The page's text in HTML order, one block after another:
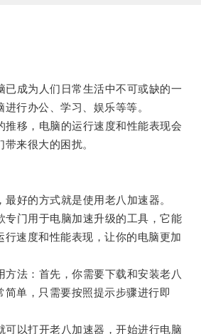
成为人们日常生活中不可或缺的一
行办公、学习、娱乐等等。
移，电脑的运行速度和性能表现会
来很大的困扰。
好的方式就是使用老八加速器。
门用于电脑加速升级的工具，它能
行速度和性能表现，让你的电脑更加
法：首先，你需要下载和安装老八
简单，只需要按照提示步骤进行即
以打开老八加速器，开始进行电脑